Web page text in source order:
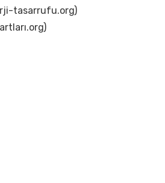
tasarrufu.org)